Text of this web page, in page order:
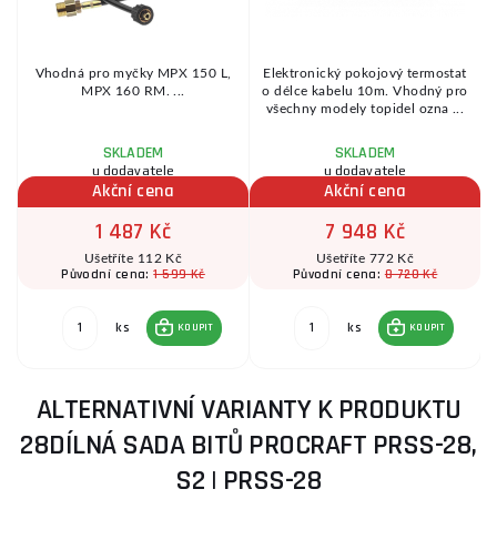
Vhodná pro myčky MPX 150 L,
MPX 160 RM. ...
SKLADEM
u dodavatele
Akční cena
1 487 Kč
Ušetříte 112 Kč
Původní cena:1 599 Kč
ks KOUPIT
Elektronický pokojový termostat
o délce kabelu 10m. Vhodný pro
všechny modely topidel ozna ...
SKLADEM
u dodavatele
Akční cena
7 948 Kč
Ušetříte 772 Kč
Původní cena:8 720 Kč
ks KOUPIT
ALTERNATIVNÍ VARIANTY K PRODUKTU
28DÍLNÁ SADA BITŮ PROCRAFT PRSS-28,
S2 | PRSS-28